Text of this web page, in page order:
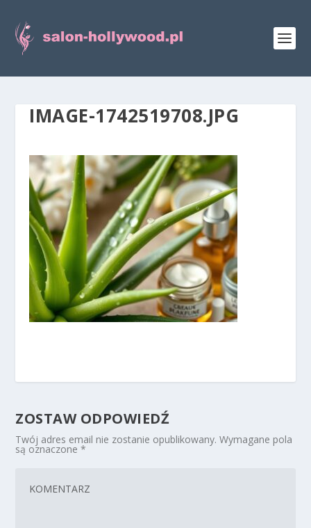
IMAGE-1742519708.JPG
ZOSTAW ODPOWIEDŹ
Twój adres email nie zostanie opublikowany. Wymagane pola
są oznaczone*